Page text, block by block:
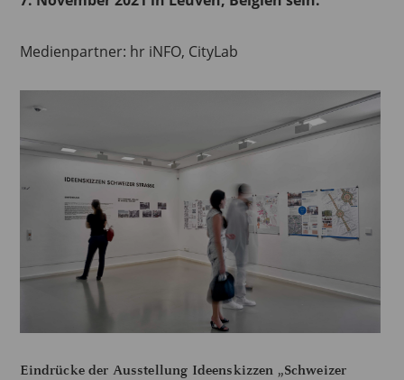
Medienpartner: hr iNFO, CityLab
Eindrücke der Ausstellung Ideenskizzen „Schweizer